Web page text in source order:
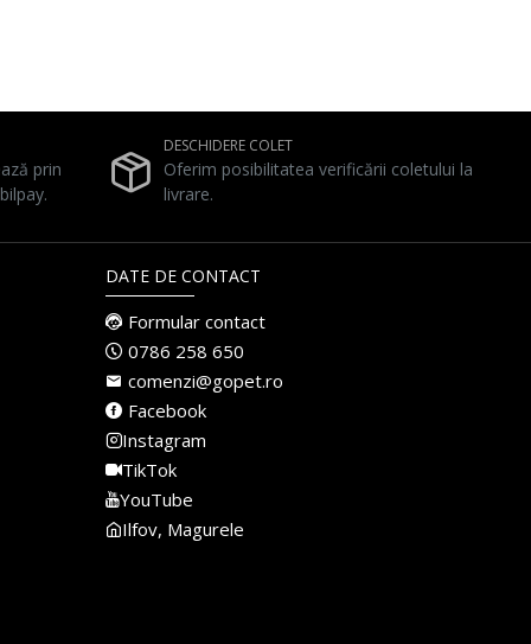
prin
DESCHIDERE COLET
Oferim posibilitatea verificării coletului la
livrare.
DATE DE CONTACT
Formular contact
0786 258 650
comenzi@gopet.ro
Facebook
Instagram
TikTok
YouTube
Ilfov, Magurele